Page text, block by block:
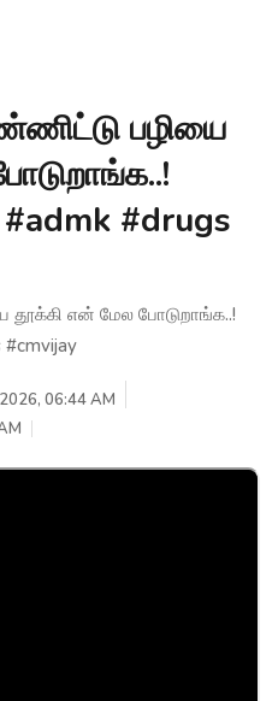
பழியை
#drugs
என் மேல போடுறாங்க..!
06:44 AM